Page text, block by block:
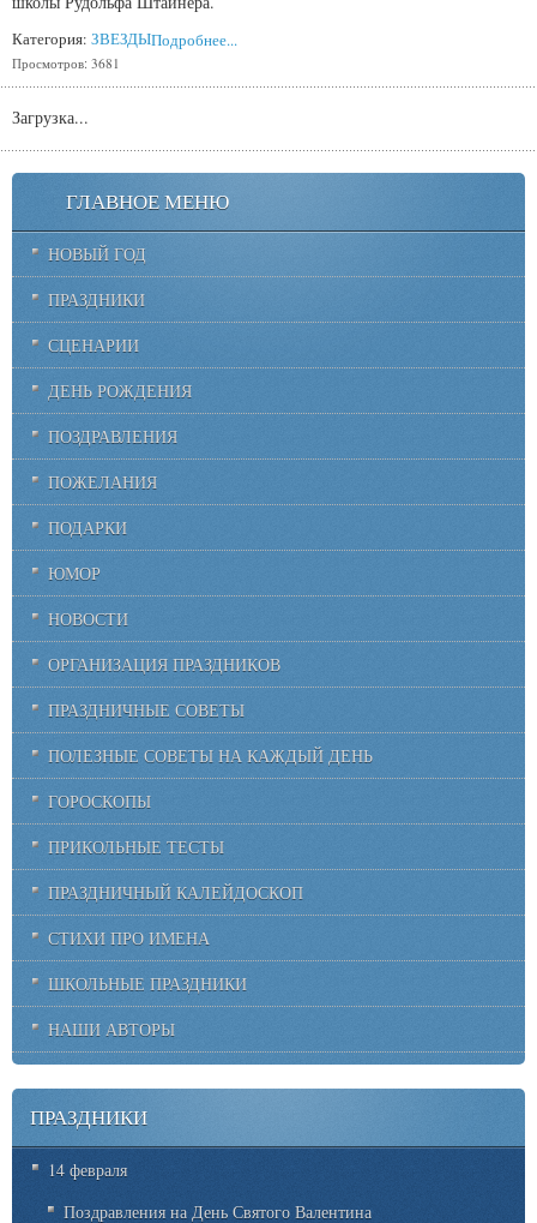
Категория: ЗВЕЗДЫ
Просмотров: 3681
Подробнее...
Загрузка...
ГЛАВНОЕ МЕНЮ
НОВЫЙ ГОД
ПРАЗДНИКИ
СЦЕНАРИИ
ДЕНЬ РОЖДЕНИЯ
ПОЗДРАВЛЕНИЯ
ПОЖЕЛАНИЯ
ПОДАРКИ
ЮМОР
НОВОСТИ
ОРГАНИЗАЦИЯ ПРАЗДНИКОВ
ПРАЗДНИЧНЫЕ СОВЕТЫ
ПОЛЕЗНЫЕ СОВЕТЫ НА КАЖДЫЙ ДЕНЬ
ГОРОСКОПЫ
ПРИКОЛЬНЫЕ ТЕСТЫ
ПРАЗДНИЧНЫЙ КАЛЕЙДОСКОП
СТИХИ ПРО ИМЕНА
ШКОЛЬНЫЕ ПРАЗДНИКИ
НАШИ АВТОРЫ
ПРАЗДНИКИ
14 февраля
Поздравления на День Святого Валентина